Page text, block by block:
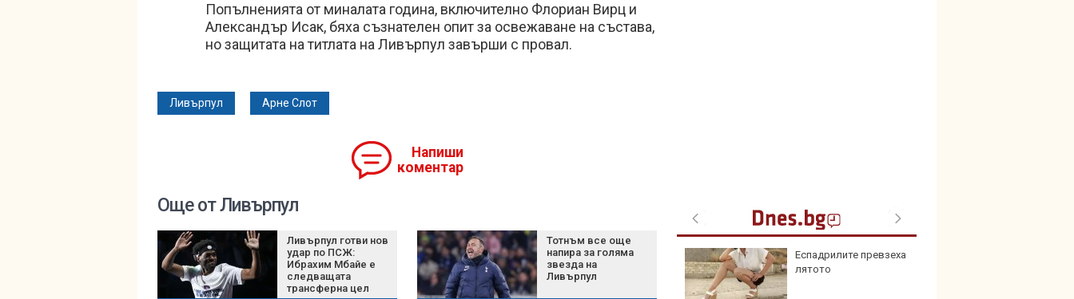
Попълненията от миналата година, включително Флориан Вирц и
Александър Исак, бяха съзнателен опит за освежаване на състава,
но защитата на титлата на Ливърпул завърши с провал.
Ливърпул Арне Слот
Напиши
коментар
Още от Ливърпул
Ливърпул готви нов
удар по ПСЖ:
Ибрахим Мбайе е
следващата
трансферна цел
Тотнъм все още
напира за голяма
звезда на
Ливърпул
Един лесен трик може
да спре чайките да ви
откраднат храната на
Еспадрилите превзеха
лятото